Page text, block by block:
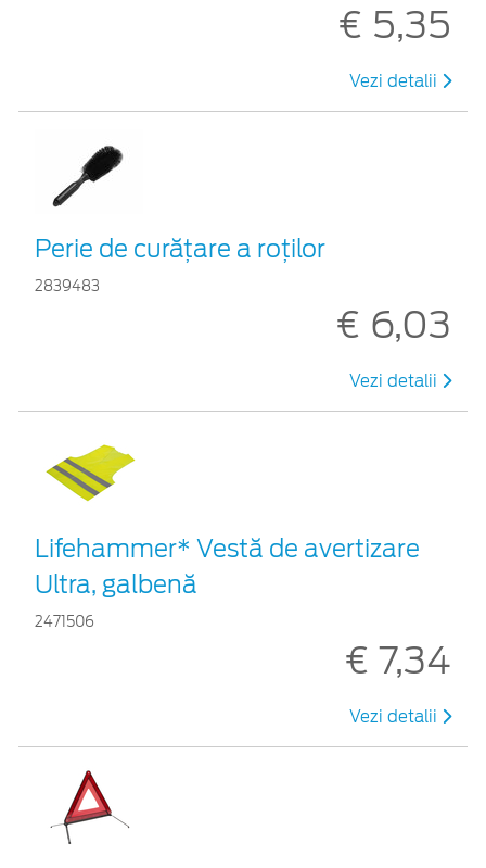
€ 5,35
Vezi detalii
Perie de curățare a roților
2839483
€ 6,03
Vezi detalii
Lifehammer* Vestă de avertizare
Ultra, galbenă
2471506
€ 7,34
Vezi detalii